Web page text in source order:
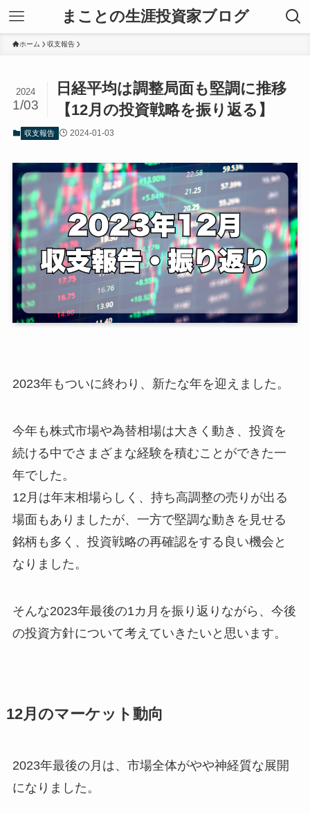
まことの生涯投資家ブログ
ホーム 収支報告
日経平均は調整局面も堅調に推移
【12月の投資戦略を振り返る】
2024
1/03
収支報告 2024-01-03
2023年もついに終わり、新たな年を迎えました。
今年も株式市場や為替相場は大きく動き、投資を
続ける中でさまざまな経験を積むことができた一
年でした。
12月は年末相場らしく、持ち高調整の売りが出る
場面もありましたが、一方で堅調な動きを見せる
銘柄も多く、投資戦略の再確認をする良い機会と
なりました。
そんな2023年最後の1カ月を振り返りながら、今後
の投資方針について考えていきたいと思います。
12月のマーケット動向
2023年最後の月は、市場全体がやや神経質な展開
になりました。